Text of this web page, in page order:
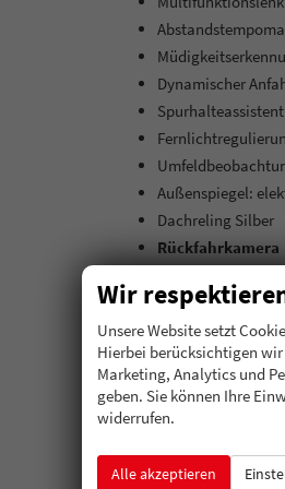
Dynamischer
Außenspiegel:
Dachreling Silber
Rückfahrkamera
17"" LM-Felgen
Tagfahrlicht mit
LED-Scheinwerfer
Bergabfahrassistent
Innen
Wir
Unsere Website setzt
Hierbei berücksichtigen
Marketing, Analytics und
geben. Sie können Ihre
widerrufen.
Alle akzeptieren